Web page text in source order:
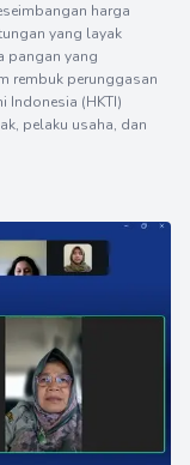
harga
yang layak
pangan yang
rembuk perunggasan
Indonesia (HKTI)
pelaku usaha, dan